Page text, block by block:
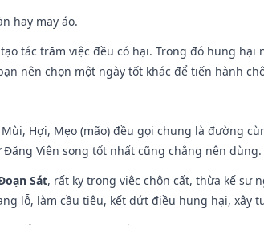
hay may áo.
tác trăm việc đều có hại. Trong đó hung
nên chọn một ngày tốt khác để tiến hành
Hợi, Mẹo (mão) đều gọi chung là đường
Đăng Viên song tốt nhất cũng chẳng nên dùng.
Sát, rất kỵ trong việc chôn cất, thừa kế sự
lỗ, làm cầu tiêu, kết dứt điều hung hại, xây